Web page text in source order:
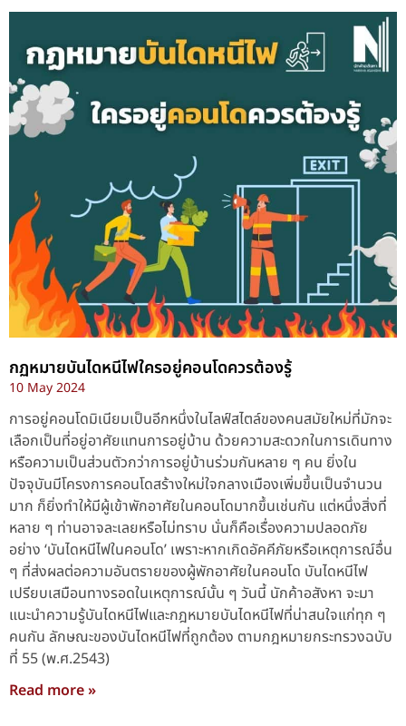
กฏหมายบันไดหนีไฟใครอยู่คอนโดควรต้องรู้
10 May 2024
การอยู่คอนโดมิเนียมเป็นอีกหนึ่งในไลฟ์สไตล์ของคนสมัยใหม่ที่มักจะ
เลือกเป็นที่อยู่อาศัยแทนการอยู่บ้าน ด้วยความสะดวกในการเดินทาง
หรือความเป็นส่วนตัวกว่าการอยู่บ้านร่วมกันหลาย ๆ คน ยิ่งใน
ปัจจุบันมีโครงการคอนโดสร้างใหม่ใจกลางเมืองเพิ่มขึ้นเป็นจำนวน
มาก ก็ยิ่งทำให้มีผู้เข้าพักอาศัยในคอนโดมากขึ้นเช่นกัน แต่หนึ่งสิ่งที่
หลาย ๆ ท่านอาจละเลยหรือไม่ทราบ นั่นก็คือเรื่องความปลอดภัย
อย่าง ‘บันไดหนีไฟในคอนโด’ เพราะหากเกิดอัคคีภัยหรือเหตุการณ์อื่น
ๆ ที่ส่งผลต่อความอันตรายของผู้พักอาศัยในคอนโด บันไดหนีไฟ
เปรียบเสมือนทางรอดในเหตุการณ์นั้น ๆ วันนี้ นักค้าอสังหา จะมา
แนะนำความรู้บันไดหนีไฟและกฎหมายบันไดหนีไฟที่น่าสนใจแก่ทุก ๆ
คนกัน ลักษณะของบันไดหนีไฟที่ถูกต้อง ตามกฎหมายกระทรวงฉบับ
ที่ 55 (พ.ศ.2543)
Read more »